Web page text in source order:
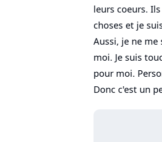
leurs coeurs.
choses et je
Aussi, je ne me
moi. Je suis
pour moi.
Donc c'est un